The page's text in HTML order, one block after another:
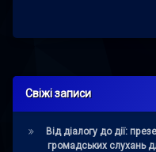
Свіжі записи
Від діалогу до дії:
громадських слухань